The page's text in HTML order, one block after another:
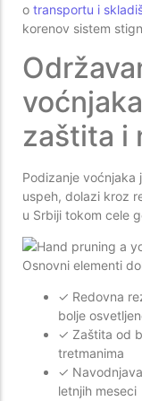
o transportu i
korenov sistem
zaštita i
Podizanje voćnjaka
uspeh, dolazi kroz
u Srbiji tokom cele
Osnovni elementi
✓ Redovna
bolje
✓ Zaštita od
tretmanima
✓
letnjih meseci